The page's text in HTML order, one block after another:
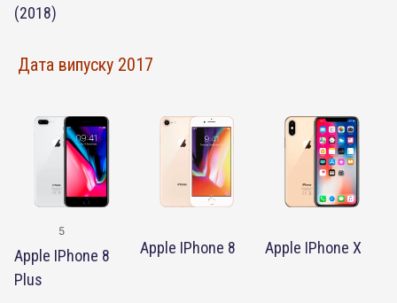
(2018)
Дата випуску 2017
5
Apple IPhone 8
Plus
Apple IPhone 8 Apple IPhone X